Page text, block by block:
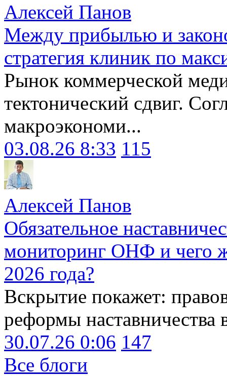
Алексей Панов
Между прибылью и
стратегия клиник по
Рынок коммерческой
тектонический сдвиг.
макроэкономи...
03.08.26 8:33 115
Алексей Панов
Обязательное
мониторинг ОНФ и чего
2026 года?
Вскрытие покажет:
реформы наставничества
30.07.26 0:06 147
Все блоги